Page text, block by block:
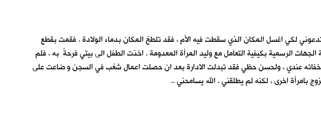
لكي اغسل المكان الذي سقطت فيه الأم ، فقد تلطخ المكان بدماء الولادة . فقمت بقطع
الرسمية بكيفية التعامل مع وليد المرأة المعدومة . اخذت الطفل الى بيتي فرحةً به ، فلم
عندي ، ولحسن حظي فقد تبدلت الادارة بعد ان حصلت اعمال شغب في السجن و ضاعت على
بامرأة اخرى ، لكنه لم يطلقني . الله يسامحني ..